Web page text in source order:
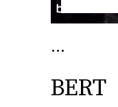
BERT